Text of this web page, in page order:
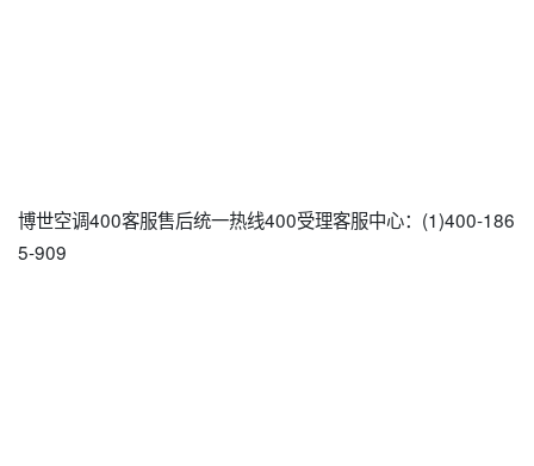
博世空调400客服售后统一热线400受理客服中心：(1)400-186
5-909